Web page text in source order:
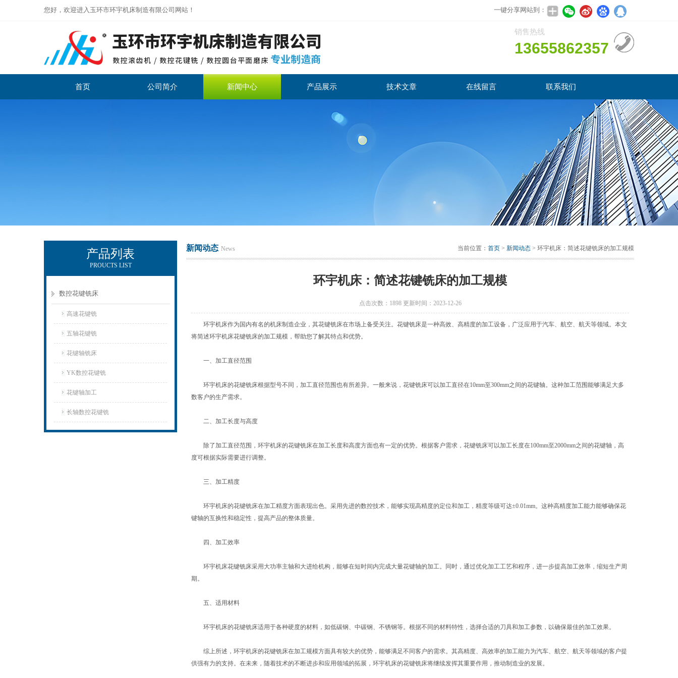
您好，欢迎进入玉环市环宇机床制造有限公司网站！ 一键分享网站到：
销售热线
13655862357
首页 公司简介 新闻中心 产品展示 技术文章 在线留言 联系我们
产品列表
PROUCTS LIST
数控花键铣床
高速花键铣
五轴花键铣
花键轴铣床
YK数控花键铣
花键轴加工
长轴数控花键铣
新闻动态 News 当前位置： 首页 > 新闻动态 > 环宇机床：简述花键铣床的加工规模
环宇机床：简述花键铣床的加工规模
点击次数：1898 更新时间：2023-12-26
环宇机床作为国内有名的机床制造企业，其花键铣床在市场上备受关注。花键铣床是一种高效、高精度的加工设备，广泛应用于汽车、航空、航天等领域。本文
将简述环宇机床花键铣床的加工规模，帮助您了解其特点和优势。
一、加工直径范围
环宇机床的花键铣床根据型号不同，加工直径范围也有所差异。一般来说，花键铣床可以加工直径在10mm至300mm之间的花键轴。这种加工范围能够满足大多
数客户的生产需求。
二、加工长度与高度
除了加工直径范围，环宇机床的花键铣床在加工长度和高度方面也有一定的优势。根据客户需求，花键铣床可以加工长度在100mm至2000mm之间的花键轴，高
度可根据实际需要进行调整。
三、加工精度
环宇机床的花键铣床在加工精度方面表现出色。采用先进的数控技术，能够实现高精度的定位和加工，精度等级可达±0.01mm。这种高精度加工能力能够确保花
键轴的互换性和稳定性，提高产品的整体质量。
四、加工效率
环宇机床花键铣床采用大功率主轴和大进给机构，能够在短时间内完成大量花键轴的加工。同时，通过优化加工工艺和程序，进一步提高加工效率，缩短生产周
期。
五、适用材料
环宇机床的花键铣床适用于各种硬度的材料，如低碳钢、中碳钢、不锈钢等。根据不同的材料特性，选择合适的刀具和加工参数，以确保最佳的加工效果。
综上所述，环宇机床的花键铣床在加工规模方面具有较大的优势，能够满足不同客户的需求。其高精度、高效率的加工能力为汽车、航空、航天等领域的客户提
供强有力的支持。在未来，随着技术的不断进步和应用领域的拓展，环宇机床的花键铣床将继续发挥其重要作用，推动制造业的发展。